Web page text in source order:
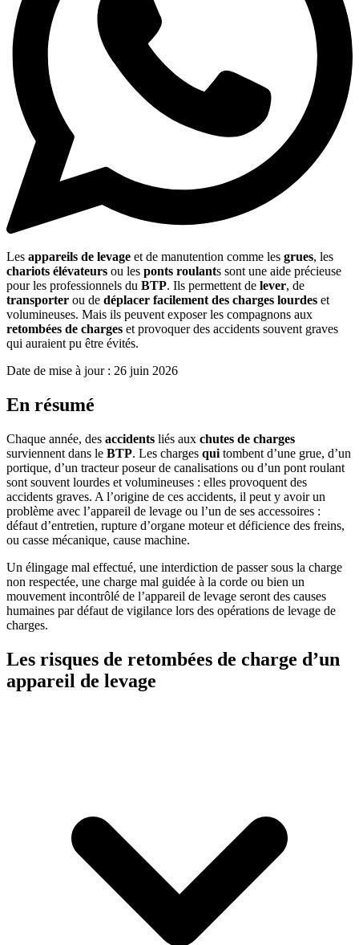
Les appareils de levage et de manutention comme les grues, les
chariots élévateurs ou les ponts roulants sont une aide précieuse
pour les professionnels du BTP. Ils permettent de lever, de
transporter ou de déplacer facilement des charges lourdes et
volumineuses. Mais ils peuvent exposer les compagnons aux
retombées de charges et provoquer des accidents souvent graves
qui auraient pu être évités.
Date de mise à jour : 26 juin 2026
En résumé
Chaque année, des accidents liés aux chutes de charges
surviennent dans le BTP. Les charges qui tombent d’une grue, d’un
portique, d’un tracteur poseur de canalisations ou d’un pont roulant
sont souvent lourdes et volumineuses : elles provoquent des
accidents graves. A l’origine de ces accidents, il peut y avoir un
problème avec l’appareil de levage ou l’un de ses accessoires :
défaut d’entretien, rupture d’organe moteur et déficience des freins,
ou casse mécanique, cause machine.
Un élingage mal effectué, une interdiction de passer sous la charge
non respectée, une charge mal guidée à la corde ou bien un
mouvement incontrôlé de l’appareil de levage seront des causes
humaines par défaut de vigilance lors des opérations de levage de
charges.
Les risques de retombées de charge d’un
appareil de levage